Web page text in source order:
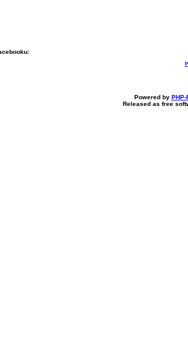
Powered by PHP-
Released as free